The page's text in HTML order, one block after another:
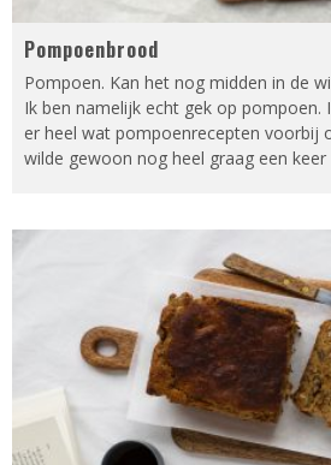
Pompoenbrood
Pompoen. Kan het nog midden in de
Ik ben namelijk echt gek op pompoen.
er heel wat pompoenrecepten voorbij
wilde gewoon nog heel graag een keer